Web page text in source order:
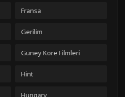
Fransa
Gerilim
Güney Kore Filmleri
Hint
Hungary